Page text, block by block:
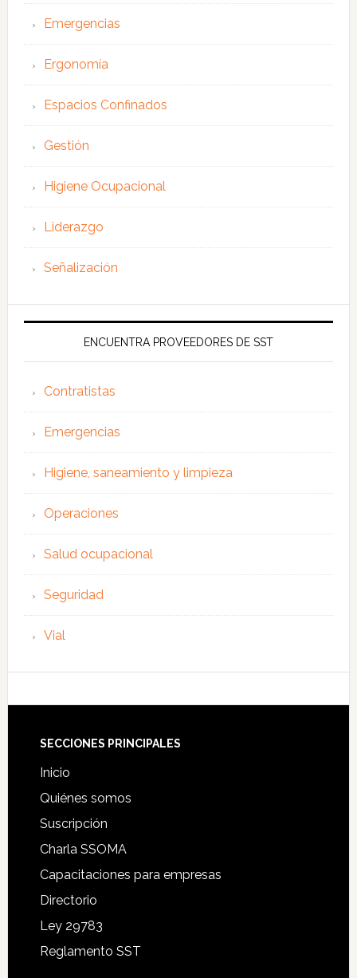
Emergencias
Ergonomía
Espacios Confinados
Gestión
Higiene Ocupacional
Liderazgo
Señalización
ENCUENTRA PROVEEDORES DE SST
Contratistas
Emergencias
Higiene, saneamiento y limpieza
Operaciones
Salud ocupacional
Seguridad
Vial
Footer
SECCIONES PRINCIPALES
Inicio
Quiénes somos
Suscripción
Charla SSOMA
Capacitaciones para empresas
Directorio
Ley 29783
Reglamento SST